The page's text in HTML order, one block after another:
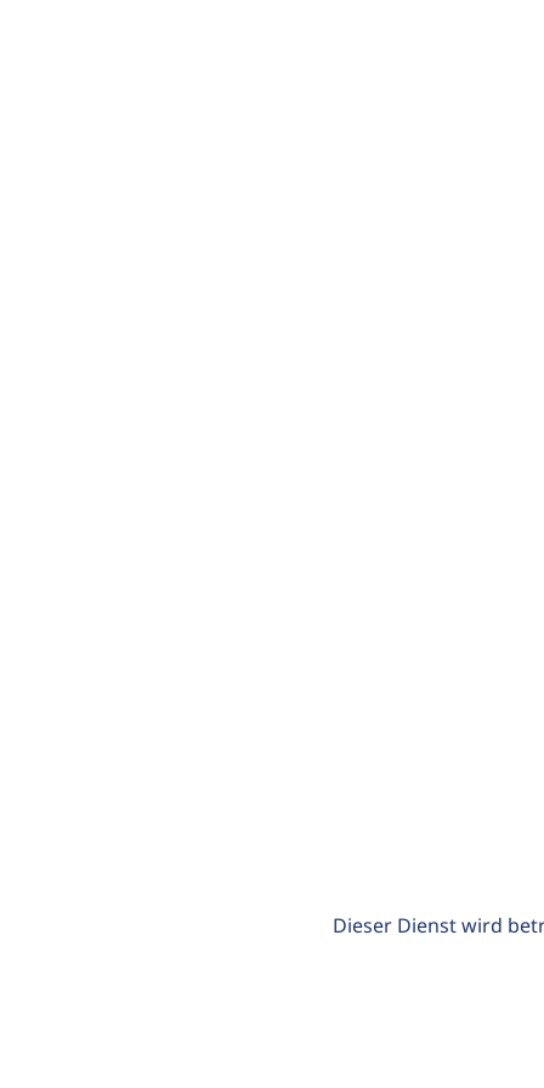
Dieser Dienst wird